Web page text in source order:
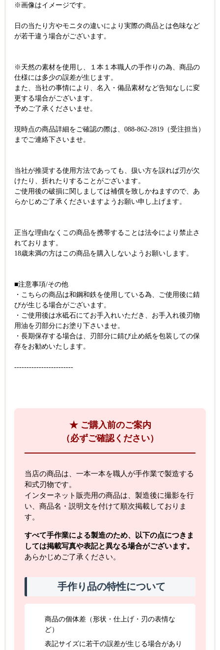
※画像はイメージです。
日の当たり方やモニタの違いにより実際の商品とは色味など
が若干違う場合がございます。
※天然の素材を使用し、１本１本職人の手作りの為、商品の
仕様には多少の誤差が生じます。
また、当社の事情により、名入・備品素材など告知なしに変
更する場合がございます。
予めご了承くださいませ。
現時点の商品詳細をご確認の際は、088-862-2819（受注担当）
までご連絡下さいませ。
当社が推奨する使用方法であっても、扱い方を誤れば刃が欠
けたり、折れたりすることがございます。
ご使用後の破損に関しましては補償を致しかねますので、あ
らかじめご了承くださいますようお願い申し上げます。
正当な理由なくこの商品を携帯することは法令により禁止さ
れております。
18歳未満の方はこの商品を購入しないようお願いします。
■注意事項/その他
・こちらの商品は和鋼和鉄を使用している為、ご使用後に錆
びが生じる場合がございます。
・ご使用後は水砥石にてお手入れいただき、お手入れ後刃物
用油を刃部分にお塗り下さいませ。
・長期保存する場合は、刃部分に錆び止め紙を包装しての保
存をお勧めいたします。
------------------------
★ ご購入前のご案内
（必ずご確認ください）
当店の商品は、一本一本を職人が手作業で製造する
和式刃物です。
インターネット販売用の商品は、製造後に撮影を行
い、商品名・説明文を付けて順次掲載しておりま
す。
すべて手作業による製造のため、以下の点につきま
しては掲載写真や表記と異なる場合がございます。
あらかじめご了承ください。
手作り品の特性について
商品の個体差（形状・仕上げ・刃の表情な
ど）
表記サイズに若干の誤差が生じる場合があり